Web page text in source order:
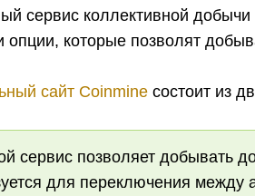
сервис коллективной
опции, которые позволят
сайт Coinmine состоит из
сервис позволяет добывать
для переключения между